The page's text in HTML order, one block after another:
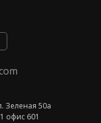
Зеленая 50а
офис 601